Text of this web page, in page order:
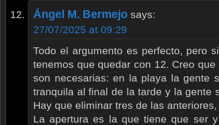
Ángel M. Bermejo says:
27/07/2025 at 09:29
Todo el argumento es perfecto, pero
tenemos que quedar con 12. Creo
son necesarias: en la playa la gente
tranquila al final de la tarde y la gente
Hay que eliminar tres de las
La apertura es la que tiene que ser